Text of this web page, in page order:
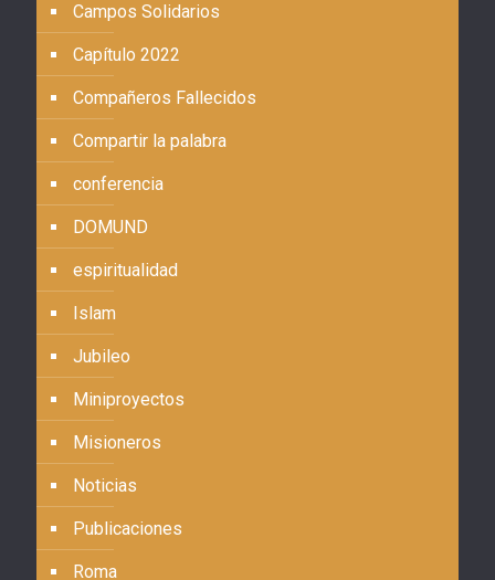
Campos Solidarios
Capítulo 2022
Compañeros Fallecidos
Compartir la palabra
conferencia
DOMUND
espiritualidad
Islam
Jubileo
Miniproyectos
Misioneros
Noticias
Publicaciones
Roma